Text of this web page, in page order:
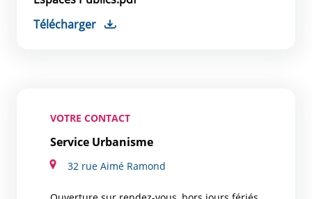
Télécharger
VOTRE CONTACT
Service Urbanisme
32 rue Aimé Ramond